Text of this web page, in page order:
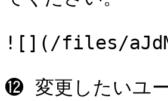
![](/files/
⓬ 変更したいユ